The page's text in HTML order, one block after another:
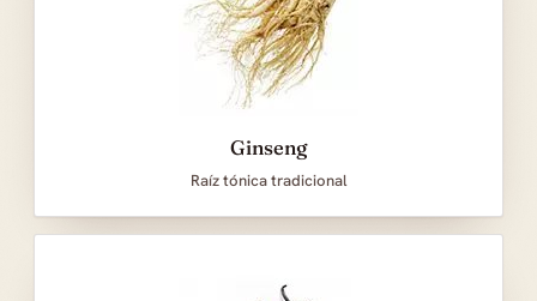
Ginseng
Raíz tónica tradicional